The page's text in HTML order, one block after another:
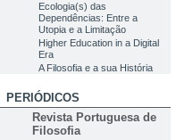
Ecologia(s) das
Dependências: Entre a
Utopia e a Limitação
Higher Education in a Digital
Era
A Filosofia e a sua História
PERIÓDICOS
Revista Portuguesa de
Filosofia